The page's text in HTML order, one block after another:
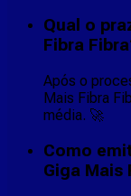
Qual o
Fibra
Após o
Mais Fibra
média. 🚀
Como
Giga Mais